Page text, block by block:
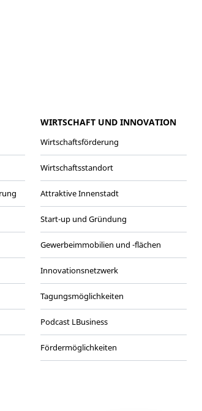
WIRTSCHAFT UND INNOVATION
Wirtschaftsförderung
Wirtschaftsstandort
Attraktive Innenstadt
Start-up und Gründung
Gewerbeimmobilien und -flächen
Innovationsnetzwerk
Tagungsmöglichkeiten
Podcast LBusiness
Fördermöglichkeiten